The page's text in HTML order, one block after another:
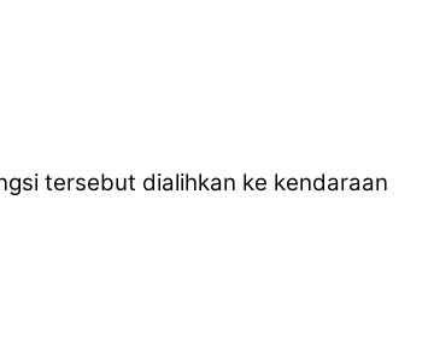
tersebut dialihkan ke kendaraan